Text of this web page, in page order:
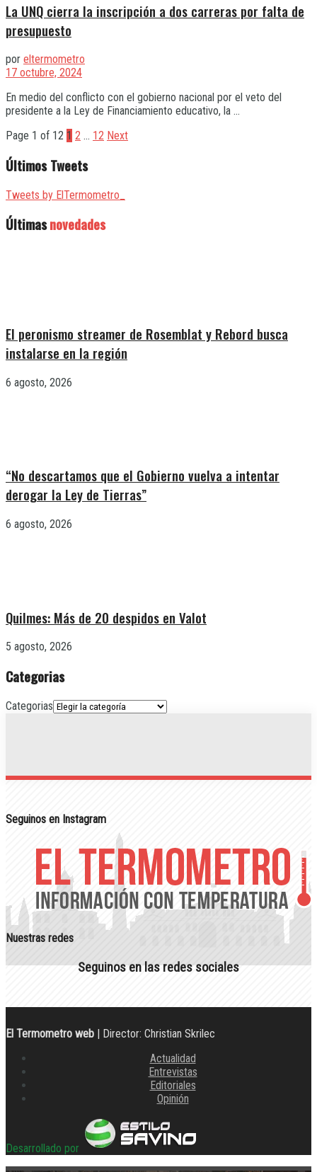
La UNQ cierra la inscripción a dos carreras por falta de
presupuesto
por eltermometro
17 octubre, 2024
En medio del conflicto con el gobierno nacional por el veto del
presidente a la Ley de Financiamiento educativo, la ...
Page 1 of 12 1 2 … 12 Next
Últimos Tweets
Tweets by ElTermometro_
Últimasnovedades
El peronismo streamer de Rosemblat y Rebord busca
instalarse en la región
6 agosto, 2026
“No descartamos que el Gobierno vuelva a intentar
derogar la Ley de Tierras”
6 agosto, 2026
Quilmes: Más de 20 despidos en Valot
5 agosto, 2026
Categorias
Categorias
Seguinos en Instagram
Nuestras redes
Seguinos en las redes sociales
El Termometro web | Director: Christian Skrilec
Actualidad
Entrevistas
Editoriales
Opinión
Desarrollado por